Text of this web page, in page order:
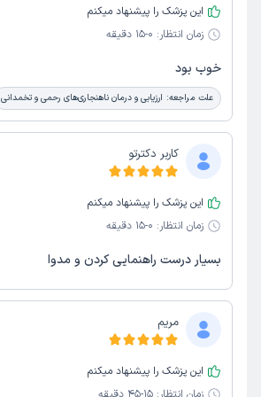
این پزشک را پیشنهاد میکنم
زمان انتظار: 0-15 دقیقه
خوب بود
علت مراجعه: ارزیابی و درمان ناهنجاری‌های رحمی و تخمدانی
کاربر دکترتو
این پزشک را پیشنهاد میکنم
زمان انتظار: 0-15 دقیقه
بسیار درست راهنمایی کردن و مدوا
مریم
این پزشک را پیشنهاد میکنم